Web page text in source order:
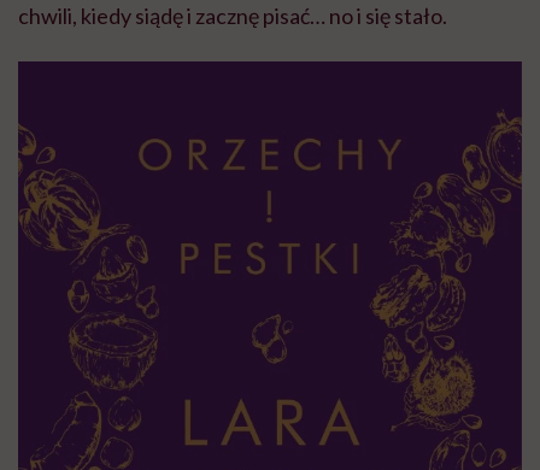
chwili, kiedy siądę i zacznę pisać… no i się stało.